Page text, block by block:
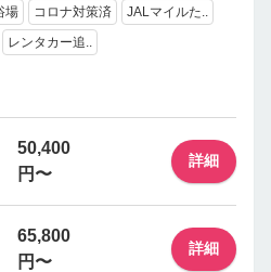
場 コロナ対策済
JALマイルた..
レンタカー追..
50,400
円〜
詳細
65,800
円〜
詳細